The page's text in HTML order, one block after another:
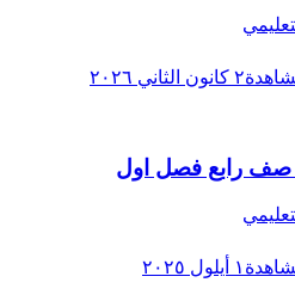
٢ كانون الثاني ٢٠٢٦
صف رابع فصل اول
١ أيلول ٢٠٢٥